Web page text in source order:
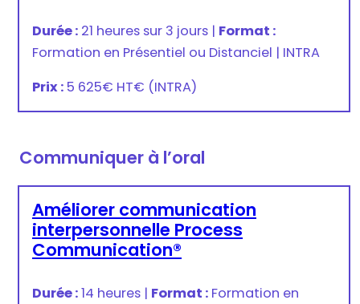
Durée : 21 heures sur 3 jours | Format :
Formation en Présentiel ou Distanciel | INTRA
Prix : 5 625€ HT€ (INTRA)
Communiquer à l’oral
Améliorer communication
interpersonnelle Process
Communication®
Durée :14 heures | Format : Formation en